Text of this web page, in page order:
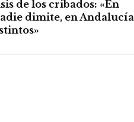
de los cribados: «En
dimite, en Andalucía